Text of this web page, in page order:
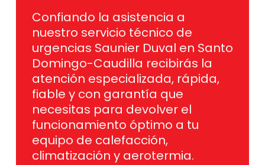
Confiando la asistencia a
nuestro servicio técnico de
urgencias Saunier Duval en Santo
Domingo-Caudilla recibirás la
atención especializada, rápida,
fiable y con garantía que
necesitas para devolver el
funcionamiento óptimo a tu
equipo de calefacción,
climatización y aerotermia.